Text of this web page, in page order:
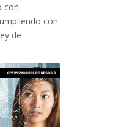
con
con
de